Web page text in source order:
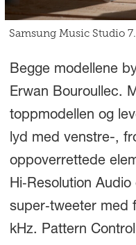
Samsung Music Studio
Begge modellene
Erwan Bouroullec.
toppmodellen og
lyd med venstre-,
oppoverrettede
Hi‑Resolution
super‑tweeter med
kHz. Pattern